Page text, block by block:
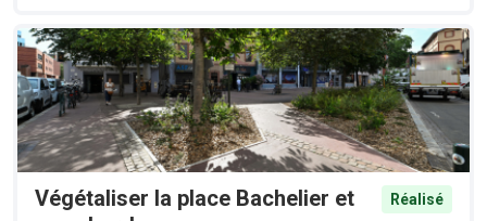
Végétaliser la place Bachelier et
Réalisé